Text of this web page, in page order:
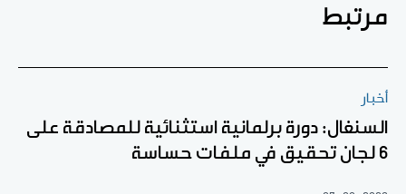
مرتبط
أخبار
السنغال: دورة برلمانية استثنائية للمصادقة على
6 لجان تحقيق في ملفات حساسة